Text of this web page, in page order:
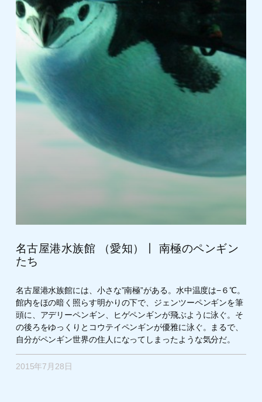
名古屋港水族館 （愛知）丨 南極のペンギン
たち
名古屋港水族館には、小さな”南極”がある。水中温度は−６℃。
館内をほの暗く照らす明かりの下で、ジェンツーペンギンを筆
頭に、アデリーペンギン、ヒゲペンギンが飛ぶように泳ぐ。そ
の後ろをゆっくりとコウテイペンギンが優雅に泳ぐ。まるで、
自分がペンギン世界の住人になってしまったような気分だ。
2015年7月28日